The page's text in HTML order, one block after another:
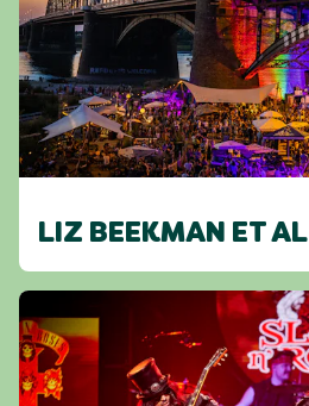
LIZ BEEKMAN ET AL